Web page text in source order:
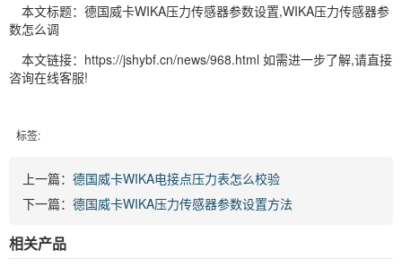
本文标题：德国威卡WIKA压力传感器参数设置,WIKA压力传感器参
数怎么调
本文链接：https://jshybf.cn/news/968.html 如需进一步了解,请直接
咨询在线客服!
标签:
上一篇： 德国威卡WIKA电接点压力表怎么校验
下一篇： 德国威卡WIKA压力传感器参数设置方法
相关产品